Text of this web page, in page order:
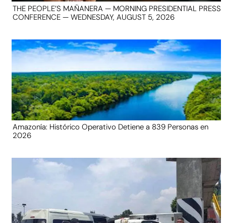
THE PEOPLE’S MAÑANERA — MORNING PRESIDENTIAL PRESS
CONFERENCE — WEDNESDAY, AUGUST 5, 2026
Amazonía: Histórico Operativo Detiene a 839 Personas en
2026